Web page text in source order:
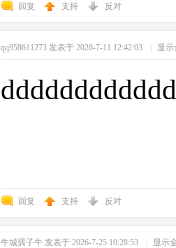
回复 支持 反对
qq958611273 发表于 2026-7-11 12:42:03 | 显
回复 支持 反对
牛城孺子牛 发表于 2026-7-25 10:28:53 | 显示